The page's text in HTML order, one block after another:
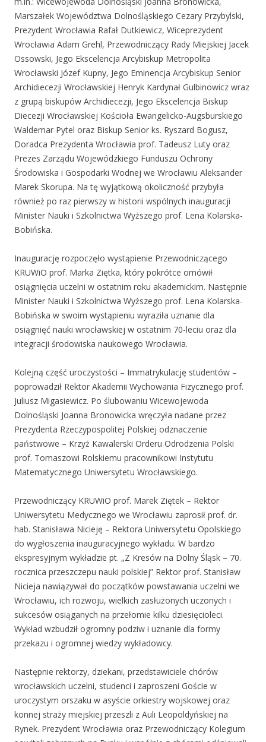
Marszałek Województwa Dolnośląskiego Cezary Przybylski,
Prezydent Wrocławia Rafał Dutkiewicz, Wiceprezydent
Wrocławia Adam Grehl, Przewodniczący Rady Miejskiej Jacek
Ossowski, Jego Ekscelencja Arcybiskup Metropolita
Wrocławski Józef Kupny, Jego Eminencja Arcybiskup Senior
Archidiecezji Wrocławskiej Henryk Kardynał Gulbinowicz wraz
z grupą biskupów Archidiecezji, Jego Ekscelencja Biskup
Diecezji Wrocławskiej Kościoła Ewangelicko-Augsburskiego
Waldemar Pytel oraz Biskup Senior ks. Ryszard Bogusz,
Doradca Prezydenta Wrocławia prof. Tadeusz Luty oraz
Prezes Zarządu Wojewódzkiego Funduszu Ochrony
Środowiska i Gospodarki Wodnej we Wrocławiu Aleksander
Marek Skorupa. Na tę wyjątkową okoliczność przybyła
również po raz pierwszy w historii wspólnych inauguracji
Minister Nauki i Szkolnictwa Wyższego prof. Lena Kolarska-
Bobińska.
Inaugurację rozpoczęło wystąpienie Przewodniczącego
KRUWiO prof. Marka Ziętka, który pokrótce omówił
osiągnięcia uczelni w ostatnim roku akademickim. Następnie
Minister Nauki i Szkolnictwa Wyższego prof. Lena Kolarska-
Bobińska w swoim wystąpieniu wyraziła uznanie dla
osiągnięć nauki wrocławskiej w ostatnim 70-leciu oraz dla
integracji środowiska naukowego Wrocławia.
Kolejną część uroczystości – Immatrykulację studentów –
poprowadził Rektor Akademii Wychowania Fizycznego prof.
Juliusz Migasiewicz. Po ślubowaniu Wicewojewoda
Dolnośląski Joanna Bronowicka wręczyła nadane przez
Prezydenta Rzeczypospolitej Polskiej odznaczenie
państwowe – Krzyż Kawalerski Orderu Odrodzenia Polski
prof. Tomaszowi Rolskiemu pracownikowi Instytutu
Matematycznego Uniwersytetu Wrocławskiego.
Przewodniczący KRUWiO prof. Marek Ziętek – Rektor
Uniwersytetu Medycznego we Wrocławiu zaprosił prof. dr.
hab. Stanisława Nicieję – Rektora Uniwersytetu Opolskiego
do wygłoszenia inauguracyjnego wykładu. W bardzo
ekspresyjnym wykładzie pt. „Z Kresów na Dolny Śląsk – 70.
rocznica przeszczepu nauki polskiej” Rektor prof. Stanisław
Nicieja nawiązywał do początków powstawania uczelni we
Wrocławiu, ich rozwoju, wielkich zasłużonych uczonych i
sukcesów osiąganych na przełomie kilku dziesięcioleci.
Wykład wzbudził ogromny podziw i uznanie dla formy
przekazu i ogromnej wiedzy wykładowcy.
Następnie rektorzy, dziekani, przedstawiciele chórów
wrocławskich uczelni, studenci i zaproszeni Goście w
uroczystym orszaku w asyście orkiestry wojskowej oraz
konnej straży miejskiej przeszli z Auli Leopoldyńskiej na
Rynek. Prezydent Wrocławia oraz Przewodniczący Kolegium